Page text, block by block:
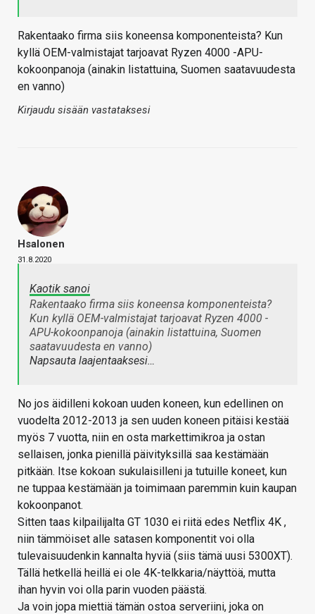
Rakentaako firma siis koneensa komponenteista? Kun
kyllä OEM-valmistajat tarjoavat Ryzen 4000 -APU-
kokoonpanoja (ainakin listattuina, Suomen saatavuudesta
en vanno)
Kirjaudu sisään vastataksesi
Hsalonen
31.8.2020
Kaotik sanoi
Rakentaako firma siis koneensa komponenteista?
Kun kyllä OEM-valmistajat tarjoavat Ryzen 4000 -
APU-kokoonpanoja (ainakin listattuina, Suomen
saatavuudesta en vanno)
Napsauta laajentaaksesi…
No jos äidilleni kokoan uuden koneen, kun edellinen on
vuodelta 2012-2013 ja sen uuden koneen pitäisi kestää
myös 7 vuotta, niin en osta markettimikroa ja ostan
sellaisen, jonka pienillä päivityksillä saa kestämään
pitkään. Itse kokoan sukulaisilleni ja tutuille koneet, kun
ne tuppaa kestämään ja toimimaan paremmin kuin kaupan
kokoonpanot.
Sitten taas kilpailijalta GT 1030 ei riitä edes Netflix 4K ,
niin tämmöiset alle satasen komponentit voi olla
tulevaisuudenkin kannalta hyviä (siis tämä uusi 5300XT).
Tällä hetkellä heillä ei ole 4K-telkkaria/näyttöä, mutta
ihan hyvin voi olla parin vuoden päästä.
Ja voin jopa miettiä tämän ostoa serveriini, joka on